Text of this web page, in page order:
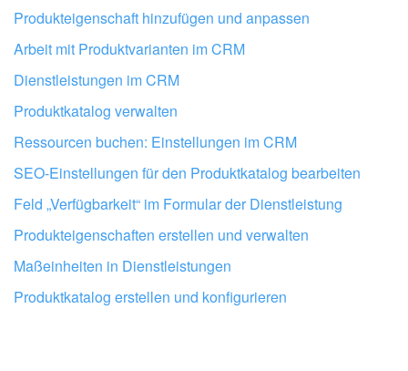
Lassen Sie Ihr Bitrix24 von Profis
einrichten
Produkteigenschaft hinzufügen und anpassen
Arbeit mit Produktvarianten im CRM
Dienstleistungen im CRM
Produktkatalog verwalten
Ressourcen buchen: Einstellungen im CRM
SEO-Einstellungen für den Produktkatalog bearbeiten
Feld „Verfügbarkeit“ im Formular der Dienstleistung
Produkteigenschaften erstellen und verwalten
Maßeinheiten in Dienstleistungen
Produktkatalog erstellen und konfigurieren